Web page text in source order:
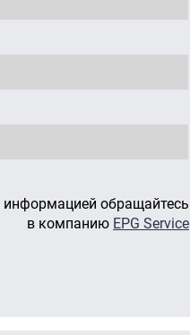
информацией обращайтесь
в компанию EPG Service